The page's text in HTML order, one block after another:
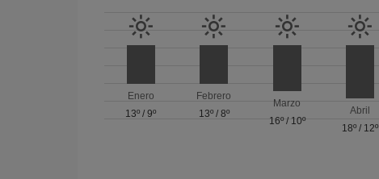
Enero
13º /9º
Febrero
13º/ 8º
Marzo
16º/ 10º
Abril
18º / 12º